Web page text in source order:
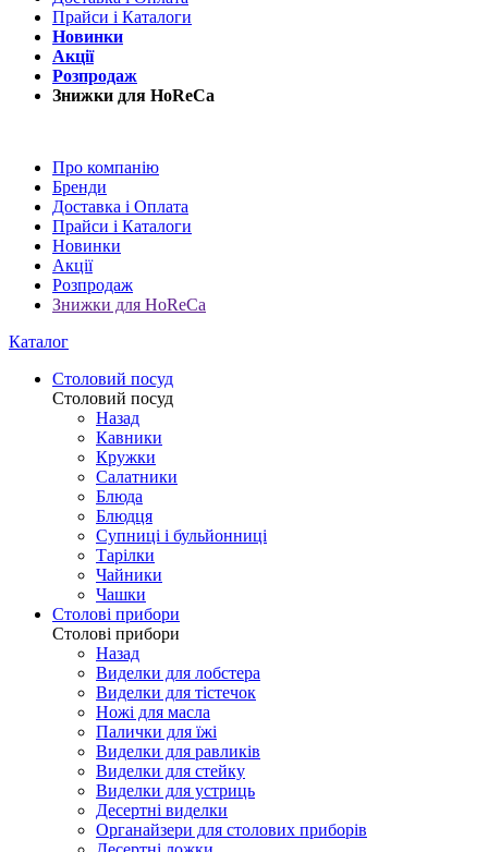
Прайси і Каталоги
Новинки
Акції
Розпродаж
Знижки для HoReCa
Про компанію
Бренди
Доставка і Оплата
Прайси і Каталоги
Новинки
Акції
Розпродаж
Знижки для HoReCa
Каталог
Столовий посуд
Столовий посуд
Назад
Кавники
Кружки
Салатники
Блюда
Блюдця
Супниці і бульйонниці
Тарілки
Чайники
Чашки
Столові прибори
Столові прибори
Назад
Виделки для лобстера
Виделки для тістечок
Ножі для масла
Палички для їжі
Виделки для равликів
Виделки для стейку
Виделки для устриць
Десертні виделки
Органайзери для столових приборів